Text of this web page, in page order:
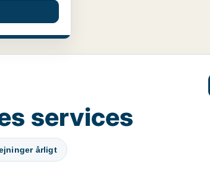
services
årligt